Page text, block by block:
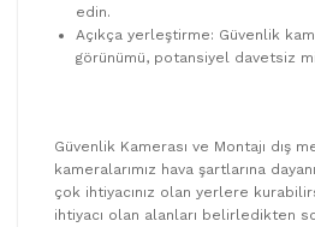
edin.
Açıkça yerleştirme: Güvenlik
görünümü, potansiyel davetsiz
Güvenlik Kamerası ve Montajı dış
kameralarımız hava şartlarına
çok ihtiyacınız olan yerlere
ihtiyacı olan alanları belirledikten